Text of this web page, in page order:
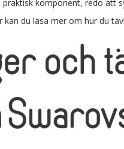
komponent, redo att
kan du läsa mer om hur du